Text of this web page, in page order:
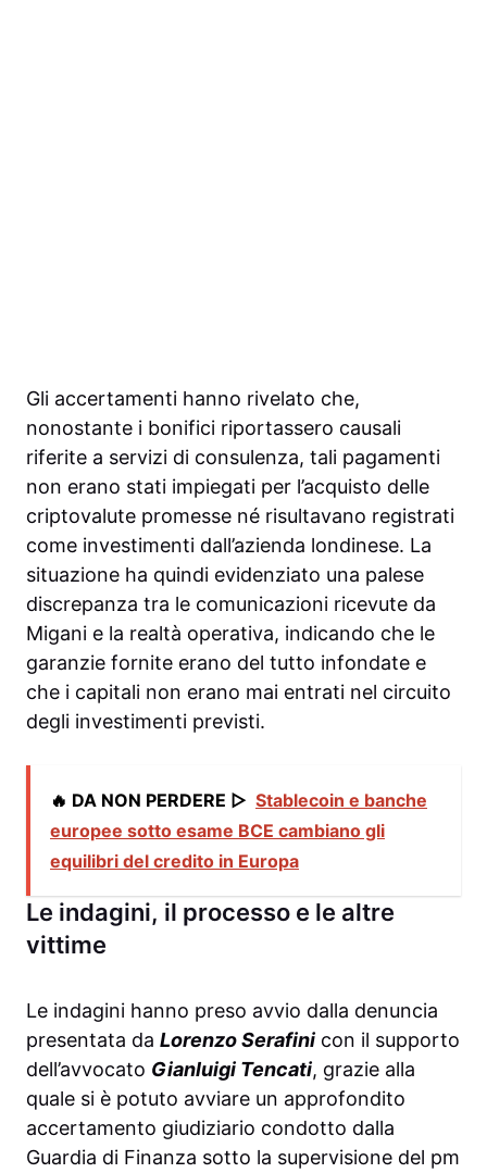
Gli accertamenti hanno rivelato che,
nonostante i bonifici riportassero causali
riferite a servizi di consulenza, tali pagamenti
non erano stati impiegati per l’acquisto delle
criptovalute promesse né risultavano registrati
come investimenti dall’azienda londinese. La
situazione ha quindi evidenziato una palese
discrepanza tra le comunicazioni ricevute da
Migani e la realtà operativa, indicando che le
garanzie fornite erano del tutto infondate e
che i capitali non erano mai entrati nel circuito
degli investimenti previsti.
🔥 DA NON PERDERE ▷ Stablecoin e banche
europee sotto esame BCE cambiano gli
equilibri del credito in Europa
Le indagini, il processo e le altre
vittime
Le indagini hanno preso avvio dalla denuncia
presentata da Lorenzo Serafini con il supporto
dell’avvocato Gianluigi Tencati, grazie alla
quale si è potuto avviare un approfondito
accertamento giudiziario condotto dalla
Guardia di Finanza sotto la supervisione del pm